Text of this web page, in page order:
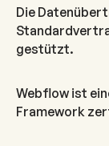
Die
gestützt.
Webflow ist
Framework